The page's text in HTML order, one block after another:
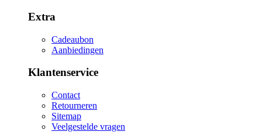
Extra
Cadeaubon
Aanbiedingen
Klantenservice
Contact
Retourneren
Sitemap
Veelgestelde vragen